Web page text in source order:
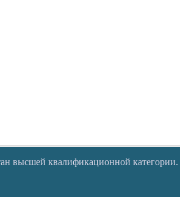
высшей квалификационной категории.